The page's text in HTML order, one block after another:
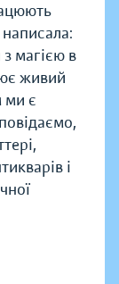
магією в
живий
ми є
і